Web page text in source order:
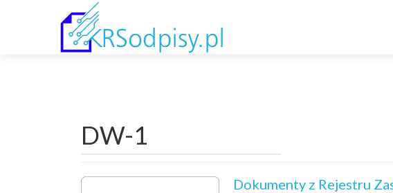
DW-1
Dokumenty z Rejestru